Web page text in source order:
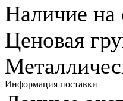
Наличие на
Ценовая
Информация поставки